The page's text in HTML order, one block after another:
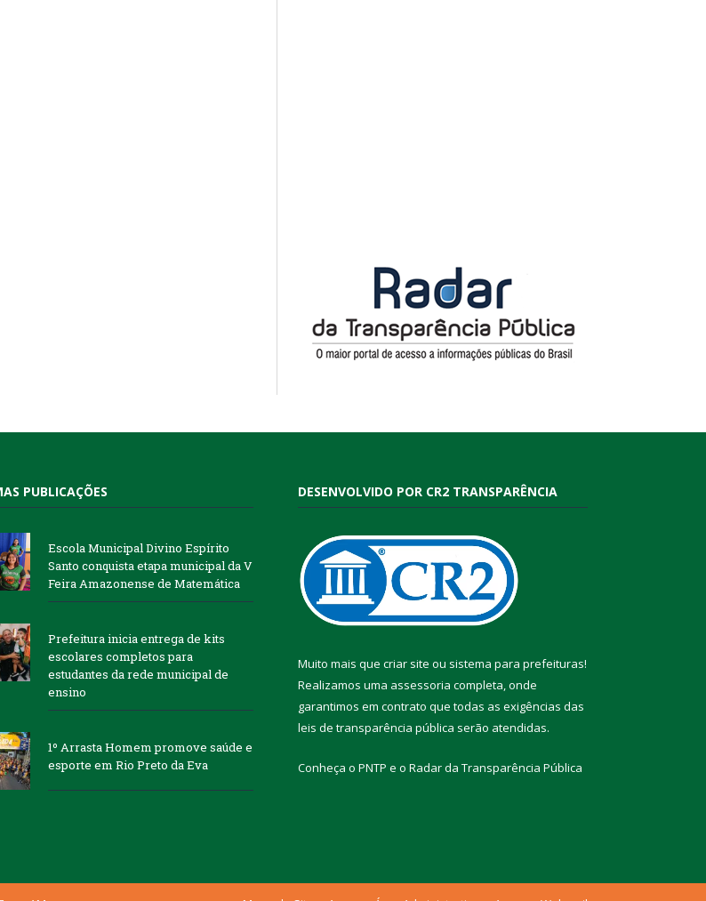
PUBLICAÇÕES
Escola Municipal Divino Espírito
Santo conquista etapa municipal da V
Feira Amazonense de Matemática
Prefeitura inicia entrega de kits
escolares completos para
estudantes da rede municipal de
ensino
1º Arrasta Homem promove saúde e
esporte em Rio Preto da Eva
DESENVOLVIDO POR CR2 TRANSPARÊNCIA
Muito mais que criar site ou sistema para prefeituras!
Realizamos uma assessoria completa, onde
garantimos em contrato que todas as exigências das
leis de transparência pública serão atendidas.
Conheça o PNTP e o Radar da Transparência Pública